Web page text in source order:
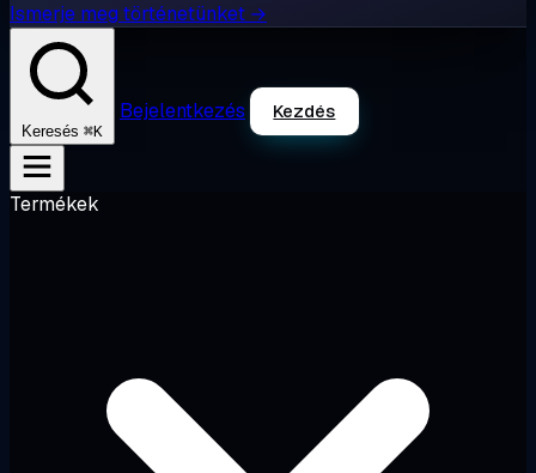
Ismerje meg történetünket →
Keresés ⌘K
Bejelentkezés Kezdés
Termékek